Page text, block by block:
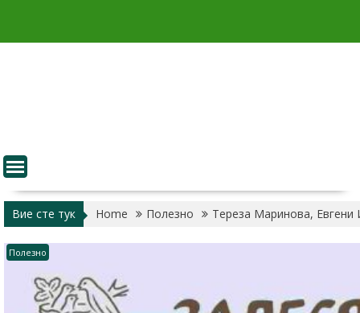
content
Вие сте тук Home Полезно Тереза Маринова,
Полезно